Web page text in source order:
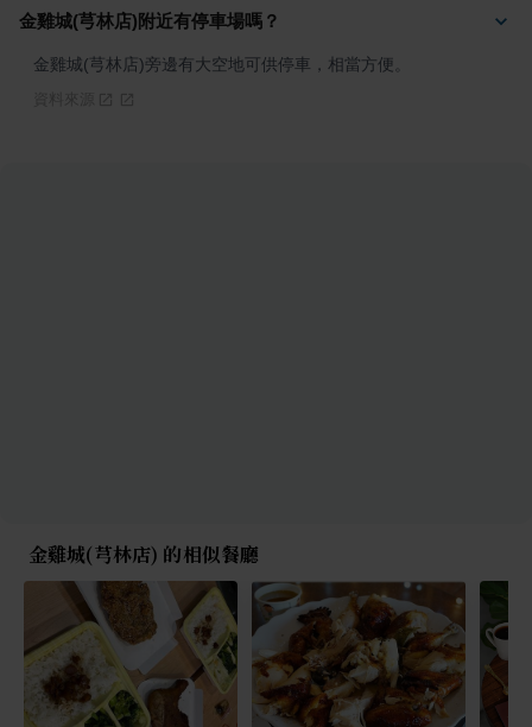
金雞城(芎林店)附近有停車場嗎？
金雞城(芎林店)旁邊有大空地可供停車，相當方便。
金雞城(芎林店) 的相似餐廳